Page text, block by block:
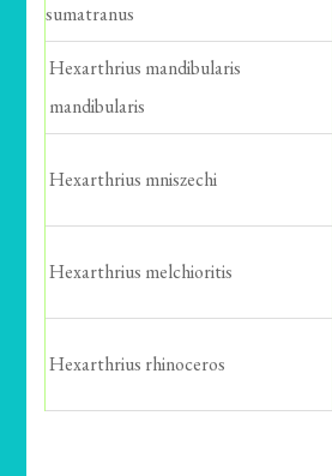
sumatranus
Hexarthrius mandibularis
mandibularis
Hexarthrius mniszechi
Hexarthrius melchioritis
Hexarthrius rhinoceros